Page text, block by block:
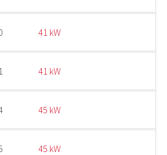
41 kW
41 kW
45 kW
45 kW